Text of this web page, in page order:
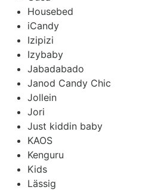
Housebed
iCandy
Izipizi
Izybaby
Jabadabado
Janod Candy Chic
Jollein
Jori
Just kiddin baby
KAOS
Kenguru
Kids
Lässig